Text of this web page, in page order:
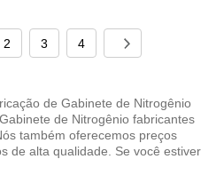
2 3 4
de Gabinete de Nitrogênio
de Nitrogênio fabricantes
também oferecemos preços
de alta qualidade. Se você estiver